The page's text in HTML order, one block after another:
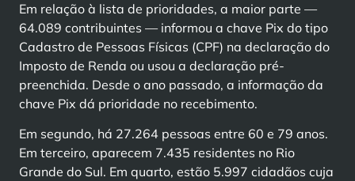
Em relação à lista de prioridades, a maior parte —
64.089 contribuintes — informou a chave Pix do tipo
Cadastro de Pessoas Físicas (CPF) na declaração do
Imposto de Renda ou usou a declaração pré-
preenchida. Desde o ano passado, a informação da
chave Pix dá prioridade no recebimento.
Em segundo, há 27.264 pessoas entre 60 e 79 anos.
Em terceiro, aparecem 7.435 residentes no Rio
Grande do Sul. Em quarto, estão 5.997 cidadãos cuja